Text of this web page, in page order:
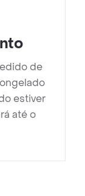
de
estiver
até o